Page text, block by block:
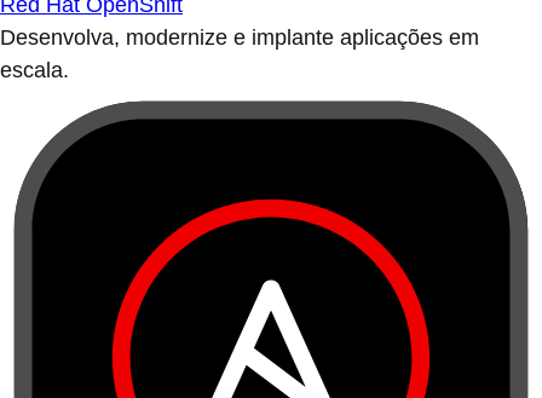
Red Hat OpenShift
Desenvolva, modernize e implante aplicações em
escala.